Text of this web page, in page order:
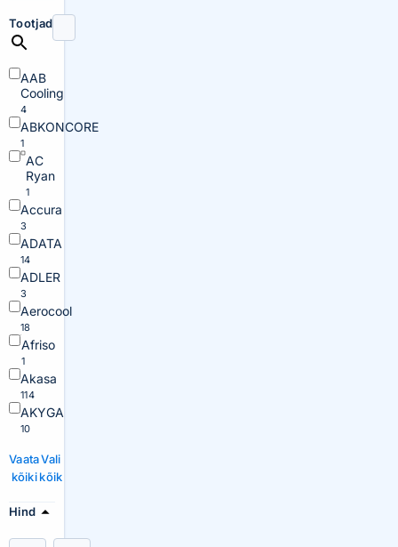
Tootjad
AAB
Cooling
4
ABKONCORE
1
AC
Ryan
1
Accura
3
ADATA
14
ADLER
3
Aerocool
18
Afriso
1
Akasa
114
AKYGA
10
Vaata
kõiki
Vali
kõik
Hind